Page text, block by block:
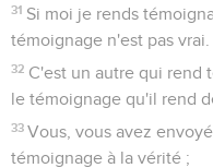
31 Si moi je rends
témoignage n'est pas vrai.
32 C'est un autre qui rend
le témoignage qu'il rend
33 Vous, vous avez
témoignage à la vérité ;